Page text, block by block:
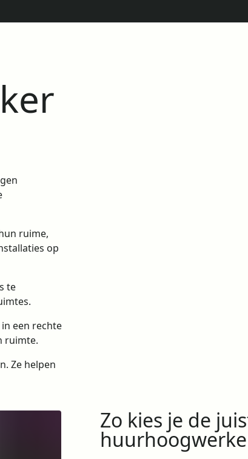
ruime,
op
te
een rechte
ruimte.
Ze helpen
Zo kies je de